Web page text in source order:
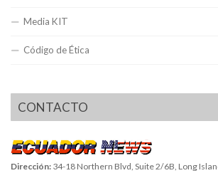
Media KIT
Código de Ética
CONTACTO
Dirección: 34-18 Northern Blvd, Suite 2/6B, Long